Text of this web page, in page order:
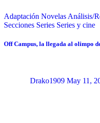
Adaptación Novelas Análisis/
Secciones Series Series y cine
Off Campus, la llegada al olimpo
Drako1909 May 11,